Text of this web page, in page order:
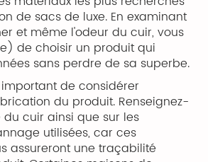
de sacs de luxe. En examinant
et même l'odeur du cuir, vous
de choisir un produit qui
sans perdre de sa superbe.
de considérer
du produit. Renseignez-
du cuir ainsi que sur les
utilisées, car ces
assureront une traçabilité